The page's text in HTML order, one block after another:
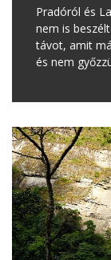
Pradóról és
nem is
távot, amit
és nem